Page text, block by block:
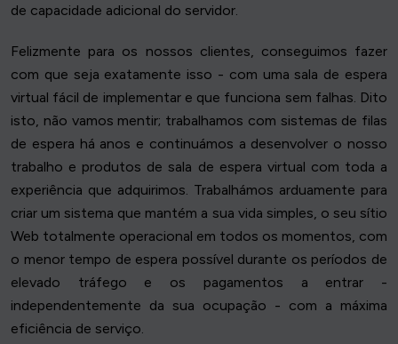
de capacidade adicional do servidor.
Felizmente para os nossos clientes, conseguimos fazer
com que seja exatamente isso - com uma sala de espera
virtual fácil de implementar e que funciona sem falhas. Dito
isto, não vamos mentir; trabalhamos com sistemas de filas
de espera há anos e continuámos a desenvolver o nosso
trabalho e produtos de sala de espera virtual com toda a
experiência que adquirimos. Trabalhámos arduamente para
criar um sistema que mantém a sua vida simples, o seu sítio
Web totalmente operacional em todos os momentos, com
o menor tempo de espera possível durante os períodos de
elevado tráfego e os pagamentos a entrar -
independentemente da sua ocupação - com a máxima
eficiência de serviço.